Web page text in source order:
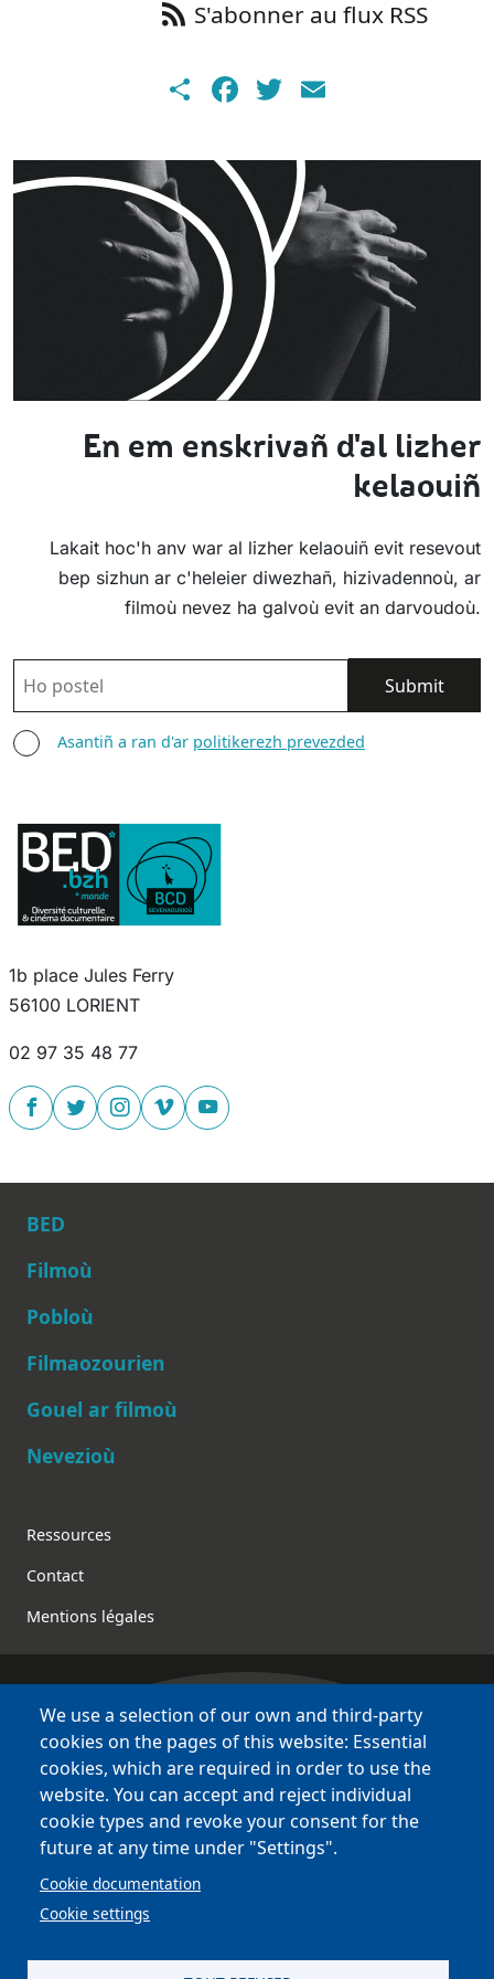
S'abonner au flux RSS
ShareFacebook
Twitter
En em enskrivañ d'al lizher
kelaouiñ
Lakait hoc'h anv war al lizher kelaouiñ evit resevout
bep sizhun ar c'heleier diwezhañ, hizivadennoù, ar
filmoù nevez ha galvoù evit an darvoudoù.
POSTEL
ASANTIÑAsantiñ a ran d'ar politikerezh prevezded
1b place Jules Ferry
56100 LORIENT
02 97 35 48 77
Main navigation
BED
Filmoù
Pobloù
Filmaozourien
Gouel ar filmoù
Nevezioù
Footer
Ressources
Contact
Mentions légales
Bretagne Culture Diversité
des sites variés !
Sites
BCD
Bazhvalan
Bécédia
BED
PCI
We use a selection of our own and third-party
cookies on the pages of this website: Essential
cookies, which are required in order to use the
website. You can accept and reject individual
cookie types and revoke your consent for the
future at any time under "Settings".
Cookie documentation
Cookie settings